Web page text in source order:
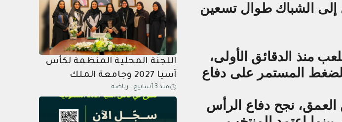
إلى الشباك طوال تسعين
منذ الدقائق الأولى،
المستمر على دفاع
العمق، نجح دفاع الرأس
اللجنة المحلية المنظمة لكأس
آسيا 2027 وجامعة الملك
عبدالعزيز توقعان اتفاقية تعاون
في البحث والابتكار لدعم
استضافة البطولات الرياضية
منذ 3 أسابيع . رياضة